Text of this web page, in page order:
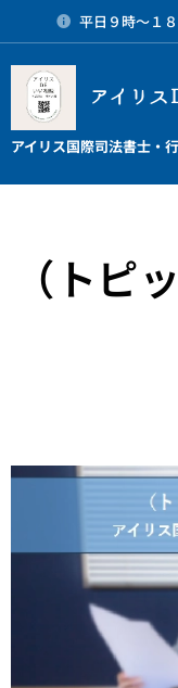
平日９時～１
アイリス
アイリス国際司法書士・
（トピ